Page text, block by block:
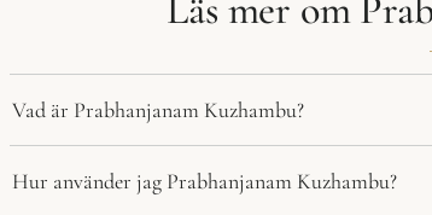
Läs mer om
Vad är Prabhanjanam Kuzhambu?
Hur använder jag Prabhanjanam Kuzhambu?